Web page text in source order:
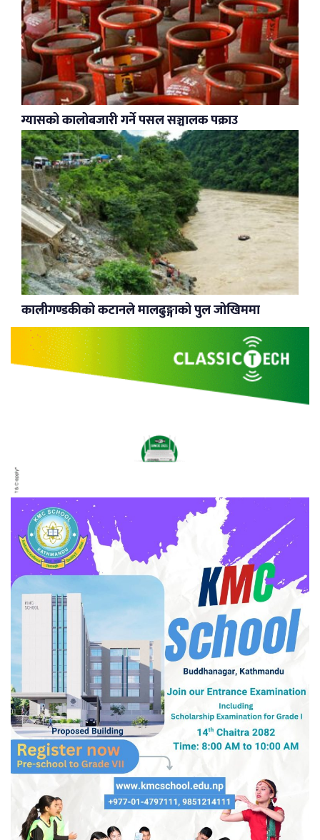
ग्यासको कालोबजारी गर्ने पसल सञ्चालक पक्राउ
कालीगण्डकीको कटानले मालढुङ्गाको पुल जोखिममा